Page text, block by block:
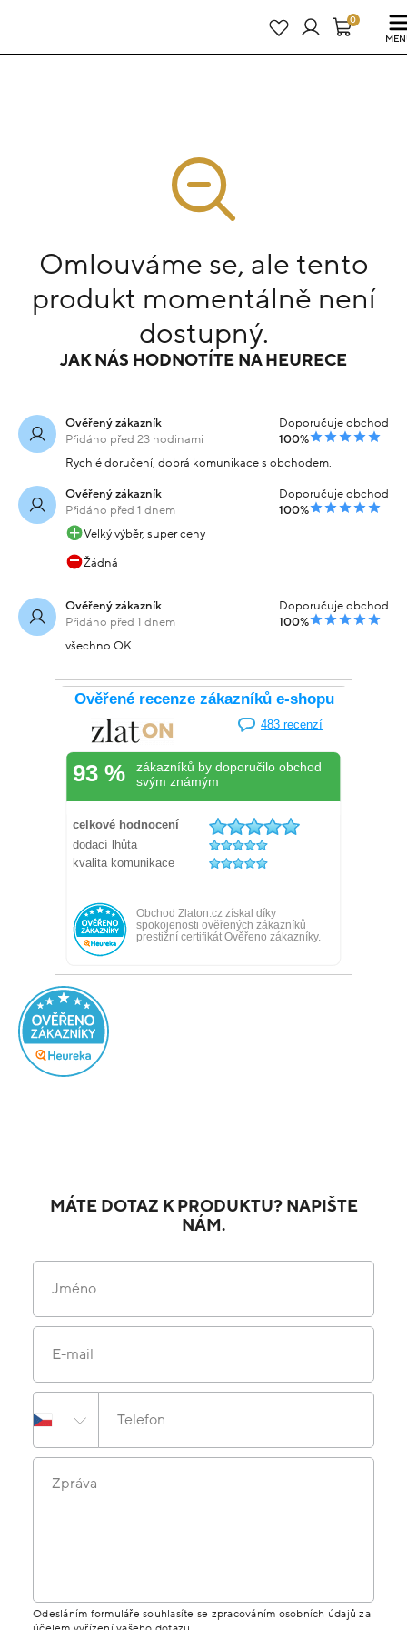
23 dní : 14h : 50m : 17s0
Omlouváme se, ale tento
produkt momentálně není
dostupný.
JAK NÁS HODNOTÍTE NA HEURECE
Ověřený zákazník
Přidáno před 23 hodinami
Doporučuje obchod
100%
Rychlé doručení, dobrá komunikace s obchodem.
Ověřený zákazník
Přidáno před 1 dnem
Doporučuje obchod
100%
Velký výběr, super ceny
Žádná
Ověřený zákazník
Přidáno před 1 dnem
Doporučuje obchod
100%
všechno OK
MÁTE DOTAZ K PRODUKTU? NAPIŠTE
NÁM.
Jméno
E-mail
Telefon
Zpráva
Odesláním formuláře souhlasíte se zpracováním osobních údajů za